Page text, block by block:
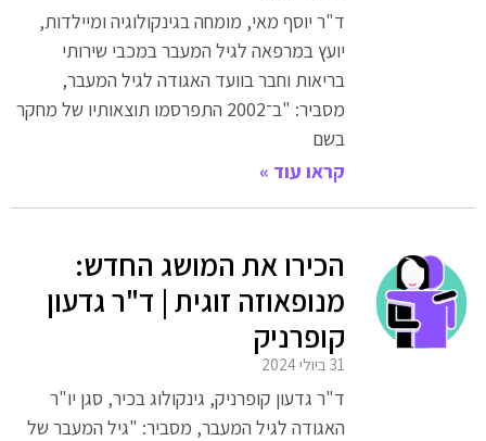
ד"ר יוסף מאי, מומחה בגינקולוגיה ומיילדות,
יועץ במרפאה לגיל המעבר במכבי שירותי
בריאות וחבר בוועד האגודה לגיל המעבר,
מסביר: "ב־2002 התפרסמו תוצאותיו של מחקר
בשם
קראו עוד »
הכירו את המושג החדש:
מנופאוזה זוגית | ד"ר גדעון
קופרניק
31 ביולי 2024
ד"ר גדעון קופרניק, גינקולוג בכיר, סגן יו"ר
האגודה לגיל המעבר, מסביר: "גיל המעבר של